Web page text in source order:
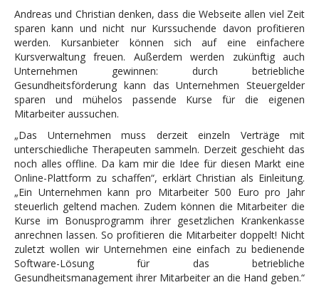
Andreas und Christian denken, dass die Webseite allen viel Zeit
sparen kann und nicht nur Kurssuchende davon profitieren
werden. Kursanbieter können sich auf eine einfachere
Kursverwaltung freuen. Außerdem werden zukünftig auch
Unternehmen gewinnen: durch betriebliche
Gesundheitsförderung kann das Unternehmen Steuergelder
sparen und mühelos passende Kurse für die eigenen
Mitarbeiter aussuchen.
„Das Unternehmen muss derzeit einzeln Verträge mit
unterschiedliche Therapeuten sammeln. Derzeit geschieht das
noch alles offline. Da kam mir die Idee für diesen Markt eine
Online-Plattform zu schaffen“, erklärt Christian als Einleitung.
„Ein Unternehmen kann pro Mitarbeiter 500 Euro pro Jahr
steuerlich geltend machen. Zudem können die Mitarbeiter die
Kurse im Bonusprogramm ihrer gesetzlichen Krankenkasse
anrechnen lassen. So profitieren die Mitarbeiter doppelt! Nicht
zuletzt wollen wir Unternehmen eine einfach zu bedienende
Software-Lösung für das betriebliche
Gesundheitsmanagement ihrer Mitarbeiter an die Hand geben.“